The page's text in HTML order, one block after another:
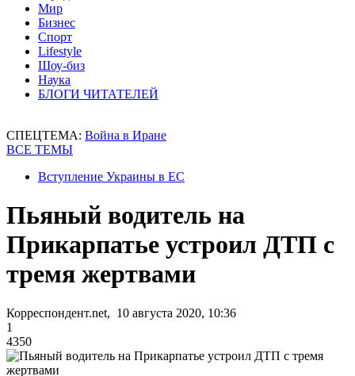
Мир
Бизнес
Спорт
Lifestyle
Шоу-биз
Наука
БЛОГИ ЧИТАТЕЛЕЙ
СПЕЦТЕМА: Война в Иране
ВСЕ ТЕМЫ
Вступление Украины в ЕС
Пьяный водитель на
Прикарпатье устроил ДТП с
тремя жертвами
Корреспондент.net, 10 августа 2020, 10:36
1
4350